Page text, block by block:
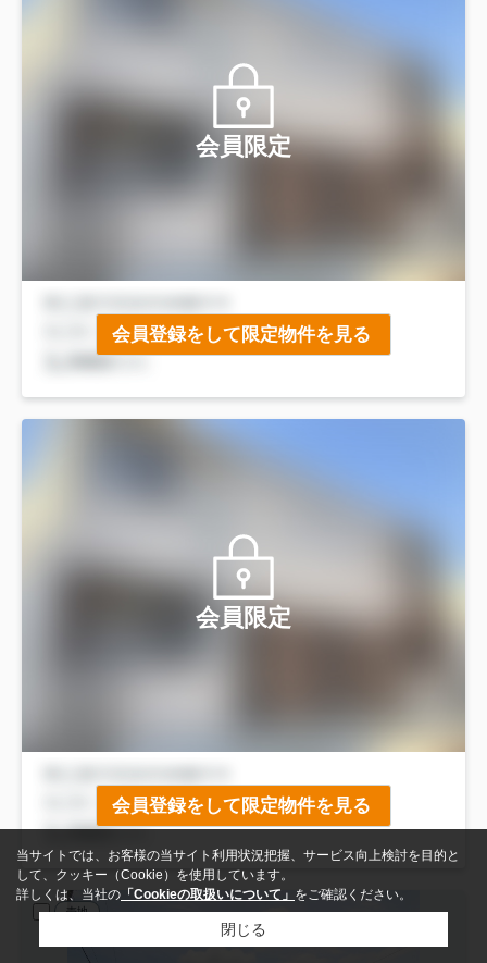
会員限定
会員登録をして限定物件を見る
会員限定
会員登録をして限定物件を見る
売地
当サイトでは、お客様の当サイト利用状況把握、サービス向上検討を目的と
して、クッキー（Cookie）を使用しています。
詳しくは、当社の 「Cookieの取扱いについて」 をご確認ください。
閉じる